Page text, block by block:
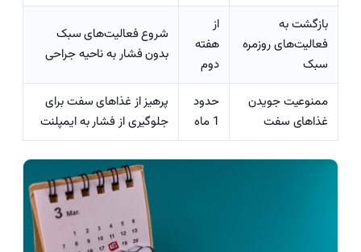
بازگشت به
فعالیت‌های روزمره
سبک
از
هفته
دوم
شروع فعالیت‌های سبک
بدون فشار به ناحیه جراحی
ممنوعیت جویدن
غذاهای سفت
حدود
1 ماه
پرهیز از غذاهای سفت برای
جلوگیری از فشار به ایمپلنت